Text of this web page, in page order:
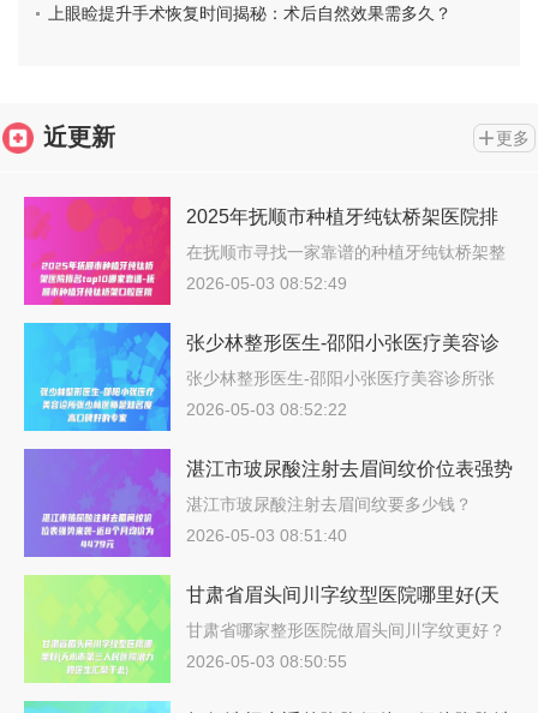
强精选榜单
上眼睑提升手术恢复时间揭秘：术后自然效果需多久？
近更新 更多
2025年抚顺市种植牙纯钛桥架医院排
名top10哪家靠谱-抚顺市种植牙纯钛桥
架口腔医院
在抚顺市寻找一家靠谱的种植牙纯钛桥架整
形…
2026-05-03 08:52:49
张少林整形医生-邵阳小张医疗美容诊
所张少林医师是知名度高口碑好的专家
张少林整形医生-邵阳小张医疗美容诊所张
少…
2026-05-03 08:52:22
湛江市玻尿酸注射去眉间纹价位表强势
来袭-近8个月均价为4479元
湛江市玻尿酸注射去眉间纹要多少钱？
202…
2026-05-03 08:51:40
甘肃省眉头间川字纹型医院哪里好(天
水市第三人民医院潜力股医生汇聚于
此)
甘肃省哪家整形医院做眉头间川字纹更好？
说…
2026-05-03 08:50:55